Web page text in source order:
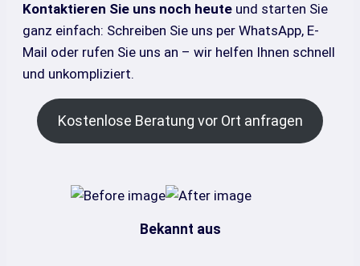
Kontaktieren Sie uns noch heute und starten Sie
ganz einfach: Schreiben Sie uns per WhatsApp, E-
Mail oder rufen Sie uns an – wir helfen Ihnen schnell
und unkompliziert.
Kostenlose Beratung vor Ort anfragen
Bekannt aus